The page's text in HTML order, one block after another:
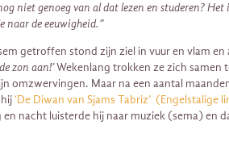
niet genoeg van al dat lezen en studeren?
naar de eeuwigheid.”
getroffen stond zijn ziel in vuur en vlam en
zon aan!’Wekenlang trokken ze zich samen
Maar na een aantal
‘De Diwan van Sjams Tabriz’ (Engelstalige
nacht luisterde hij naar muziek (sema) en